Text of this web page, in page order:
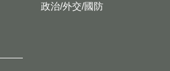
政治/外交/國防